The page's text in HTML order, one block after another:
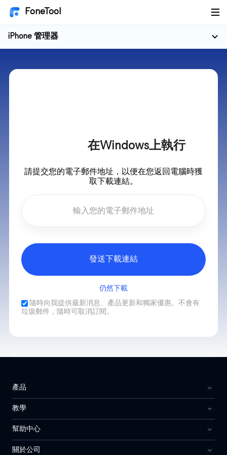
FoneTool
iPhone 管理器
在Windows上執行
請提交您的電子郵件地址，以便在您返回電腦時獲
取下載連結。
發送下載連結
仍然下載
隨時向我提供最新消息、產品更新和獨家優惠。不會有
垃圾郵件，隨時可取消訂閱。
產品
教學
幫助中心
關於公司